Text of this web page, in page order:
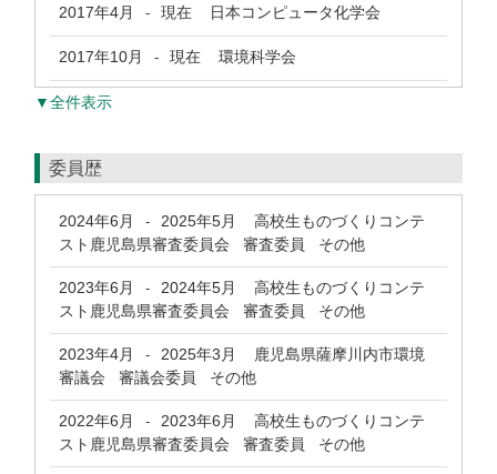
2017年4月 - 現在 日本コンピュータ化学会
2017年10月 - 現在 環境科学会
▼全件表示
委員歴
2024年6月 - 2025年5月
高校生ものづくりコンテ
スト鹿児島県審査委員会 審査委員 その他
2023年6月 - 2024年5月
高校生ものづくりコンテ
スト鹿児島県審査委員会 審査委員 その他
2023年4月 - 2025年3月
鹿児島県薩摩川内市環境
審議会 審議会委員 その他
2022年6月 - 2023年6月
高校生ものづくりコンテ
スト鹿児島県審査委員会 審査委員 その他